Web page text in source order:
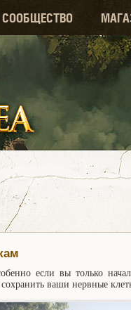
СООБЩЕСТВО
если вы только
ваши нервные